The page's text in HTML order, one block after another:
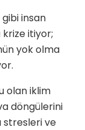
insan
itiyor;
yok olma
olan iklim
döngülerini
stresleri ve